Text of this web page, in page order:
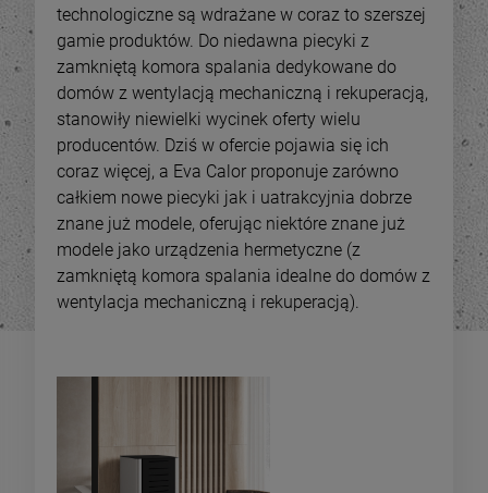
technologiczne są wdrażane w coraz to szerszej
gamie produktów. Do niedawna piecyki z
zamkniętą komora spalania dedykowane do
domów z wentylacją mechaniczną i rekuperacją,
stanowiły niewielki wycinek oferty wielu
producentów. Dziś w ofercie pojawia się ich
coraz więcej, a Eva Calor proponuje zarówno
całkiem nowe piecyki jak i uatrakcyjnia dobrze
znane już modele, oferując niektóre znane już
modele jako urządzenia hermetyczne (z
zamkniętą komora spalania idealne do domów z
wentylacja mechaniczną i rekuperacją).